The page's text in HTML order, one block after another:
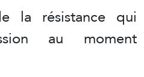
la résistance qui
au moment